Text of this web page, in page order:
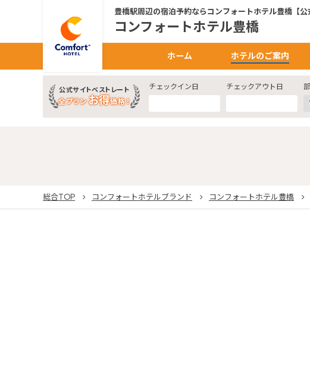
豊橋駅周辺の宿泊予約ならコンフォートホテル豊橋【公
コンフォートホテル豊橋
ホーム ホテルのご案内
公式サイトベストレート
全プランお得価格！
チェックイン日 チェックアウト日
総合TOP コンフォートホテルブランド コンフォートホテル豊橋